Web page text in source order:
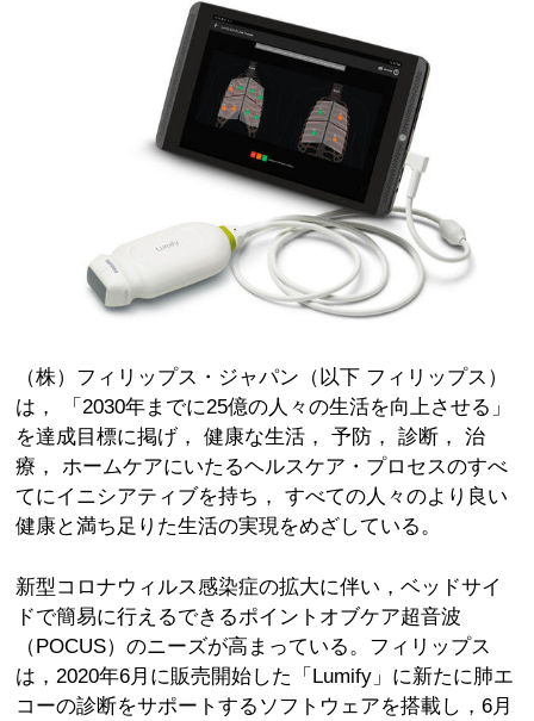
（株）フィリップス・ジャパン（以下 フィリップス）
は， 「2030年までに25億の人々の生活を向上させる」
を達成目標に掲げ， 健康な生活， 予防， 診断， 治
療， ホームケアにいたるヘルスケア・プロセスのすべ
てにイニシアティブを持ち， すべての人々のより良い
健康と満ち足りた生活の実現をめざしている。
新型コロナウィルス感染症の拡大に伴い，ベッドサイ
ドで簡易に行えるできるポイントオブケア超音波
（POCUS）のニーズが高まっている。フィリップス
は，2020年6月に販売開始した「Lumify」に新たに肺エ
コーの診断をサポートするソフトウェアを搭載し，6月